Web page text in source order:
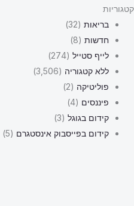
קטגוריות
בריאות (32)
חדשות (8)
לייף סטייל (274)
ללא קטגוריה (3,506)
פוליטיקה (2)
פיננסים (4)
קידום בגוגל (3)
קידום בפייסבוק אינסטגרם (5)